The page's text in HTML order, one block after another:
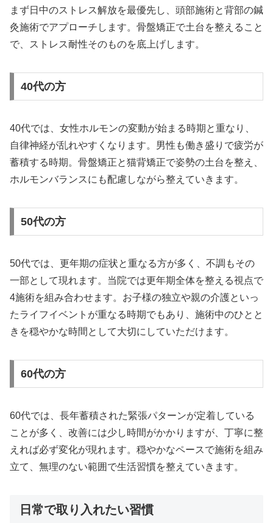
まず日中のストレス解放を最優先し、頭部施術と背部の鍼
灸施術でアプローチします。骨盤矯正で土台を整えること
で、ストレス耐性そのものを底上げします。
40代の方
40代では、女性ホルモンの変動が始まる時期と重なり、
自律神経が乱れやすくなります。男性も働き盛りで疲労が
蓄積する時期。骨盤矯正と猫背矯正で姿勢の土台を整え、
ホルモンバランスにも配慮しながら整えていきます。
50代の方
50代では、更年期の症状と重なる方が多く、不調もその
一部として現れます。当院では更年期全体を整える視点で
4施術を組み合わせます。お子様の独立や親の介護といっ
たライフイベントが重なる時期でもあり、施術中のひとと
きを穏やかな時間として大切にしていただけます。
60代の方
60代では、長年蓄積された緊張パターンが定着している
ことが多く、改善には少し時間がかかりますが、丁寧に整
えれば必ず変化が現れます。穏やかなペースで施術を組み
立て、無理のない範囲で生活習慣を整えていきます。
日常で取り入れたい習慣